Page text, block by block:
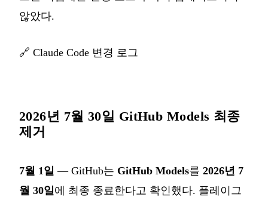
않았다.
🔗 Claude Code 변경 로그
2026년 7월 30일 GitHub Models 최종
제거
7월 1일 — GitHub는 GitHub Models를 2026년 7
월 30일에 최종 종료한다고 확인했다. 플레이그